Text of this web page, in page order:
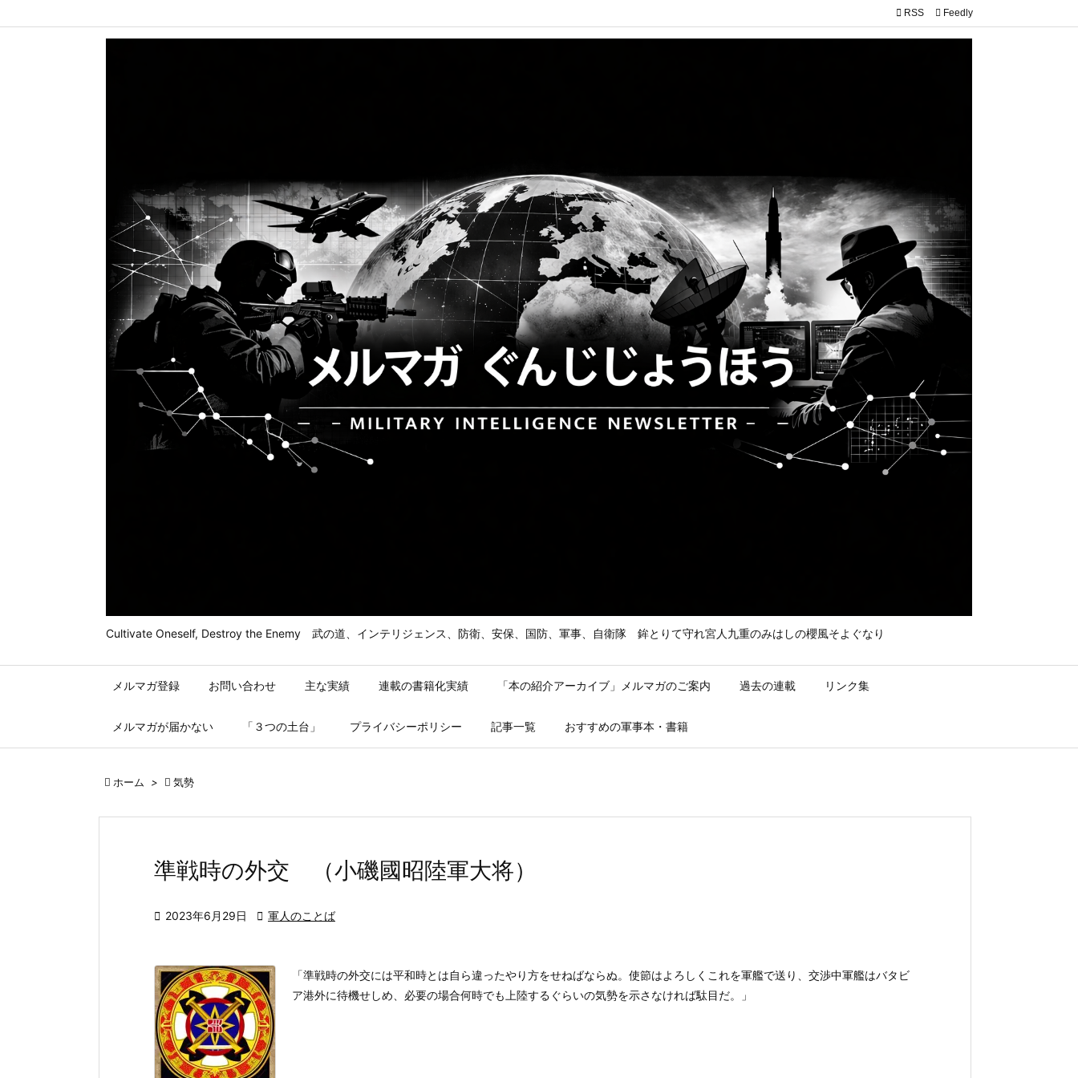
Cultivate Oneself, Destroy the Enemy 武の道、インテリジェンス、防衛、安保、国防、軍事、自衛隊 鉾とりて守れ宮人九重のみはしの櫻風そよぐなり
メルマガ登録 お問い合わせ 主な実績 連載の書籍化実績 「本の紹介アーカイブ」メルマガのご案内 過去の連載 リンク集
メルマガが届かない 「３つの土台」 プライバシーポリシー 記事一覧 おすすめの軍事本・書籍
 RSS Feedly
 ホーム >  気勢
準戦時の外交 （小磯國昭陸軍大将）
 2023年6月29日  軍人のことば
「準戦時の外交には平和時とは自ら違ったやり方をせねばならぬ。使節はよろしくこれを軍艦で送り、交渉中軍艦はバタビ
ア港外に待機せしめ、必要の場合何時でも上陸するぐらいの気勢を示さなければ駄目だ。」